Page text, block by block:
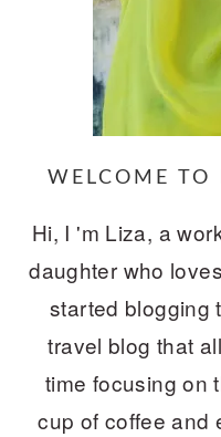
WELCOME
Hi, I 'm Liza, a
daughter who
started blogging
travel blog that
time focusing on
cup of coffee and